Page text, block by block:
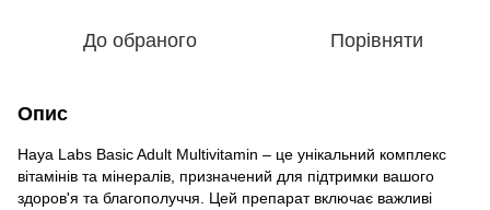
До обраного Порівняти
Опис
Haya Labs Basic Adult Multivitamin – це унікальний комплекс
вітамінів та мінералів, призначений для підтримки вашого
здоров'я та благополуччя. Цей препарат включає важливі